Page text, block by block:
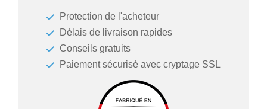
Protection de l'acheteur
Délais de livraison rapides
Conseils gratuits
Paiement sécurisé avec cryptage SSL